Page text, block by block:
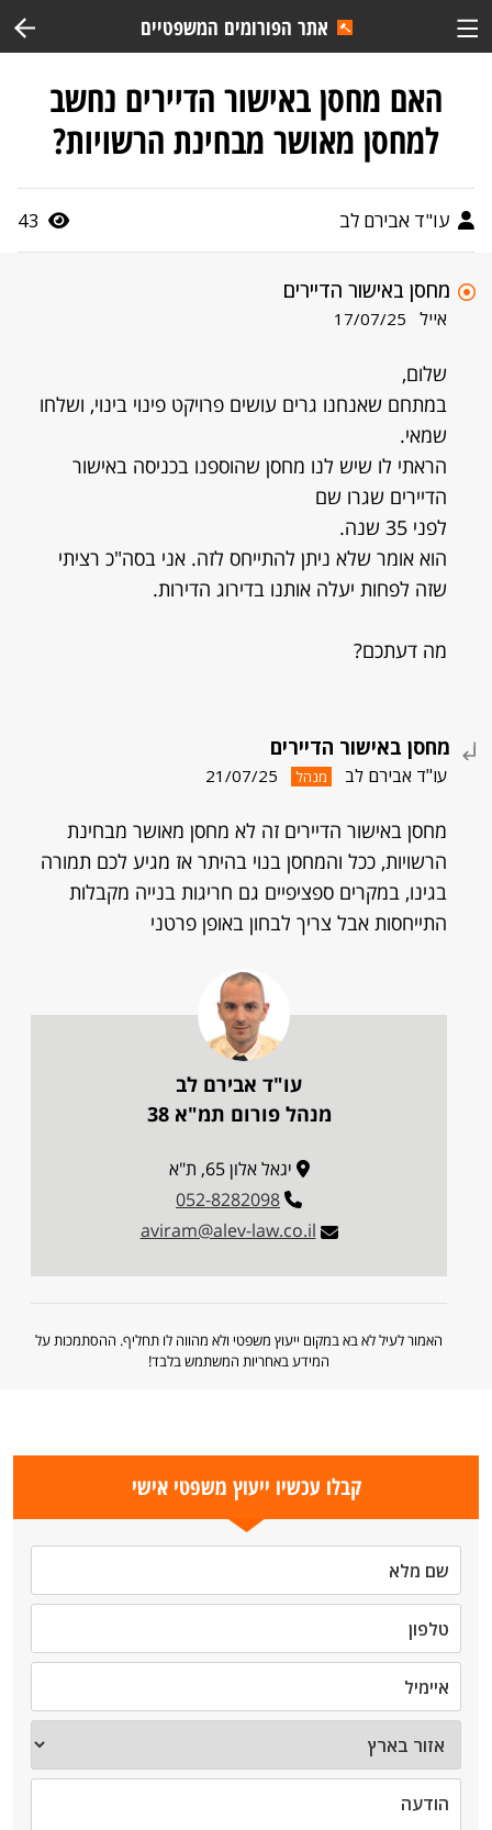
אתר הפורומים המשפטיים
האם מחסן באישור הדיירים נחשב
למחסן מאושר מבחינת הרשויות?
עו"ד אבירם לב 43
מחסן באישור הדיירים
אייל 17/07/25
שלום,
במתחם שאנחנו גרים עושים פרויקט פינוי בינוי, ושלחו
שמאי.
הראתי לו שיש לנו מחסן שהוספנו בכניסה באישור
הדיירים שגרו שם
לפני 35 שנה.
הוא אומר שלא ניתן להתייחס לזה. אני בסה"כ רציתי
שזה לפחות יעלה אותנו בדירוג הדירות.
מה דעתכם?
מחסן באישור הדיירים
עו"ד אבירם לב מנהל 21/07/25
מחסן באישור הדיירים זה לא מחסן מאושר מבחינת
הרשויות, ככל והמחסן בנוי בהיתר אז מגיע לכם תמורה
בגינו, במקרים ספציפיים גם חריגות בנייה מקבלות
התייחסות אבל צריך לבחון באופן פרטני
עו"ד אבירם לב
מנהל פורום תמ"א 38
יגאל אלון 65, ת"א
052-8282098
aviram@alev-law.co.il
האמור לעיל לא בא במקום ייעוץ משפטי ולא מהווה לו תחליף. ההסתמכות על
המידע באחריות המשתמש בלבד!
קבלו עכשיו ייעוץ משפטי אישי